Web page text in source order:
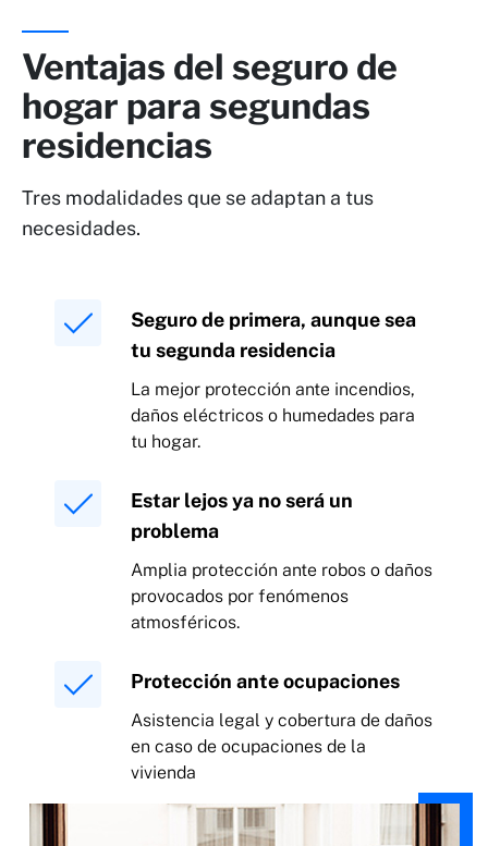
Ventajas del seguro de
hogar para segundas
residencias
Tres modalidades que se adaptan a tus
necesidades.
Seguro de primera, aunque sea
tu segunda residencia
La mejor protección ante incendios,
daños eléctricos o humedades para
tu hogar.
Estar lejos ya no será un
problema
Amplia protección ante robos o daños
provocados por fenómenos
atmosféricos.
Protección ante ocupaciones
Asistencia legal y cobertura de daños
en caso de ocupaciones de la
vivienda